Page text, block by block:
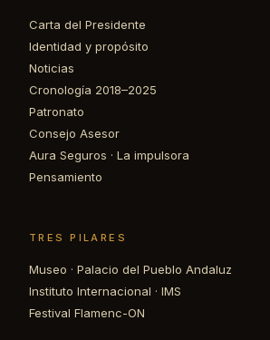
Carta del Presidente
Identidad y propósito
Noticias
Cronología 2018–2025
Patronato
Consejo Asesor
Aura Seguros · La impulsora
Pensamiento
TRES PILARES
Museo · Palacio del Pueblo Andaluz
Instituto Internacional · IMS
Festival Flamenc-ON